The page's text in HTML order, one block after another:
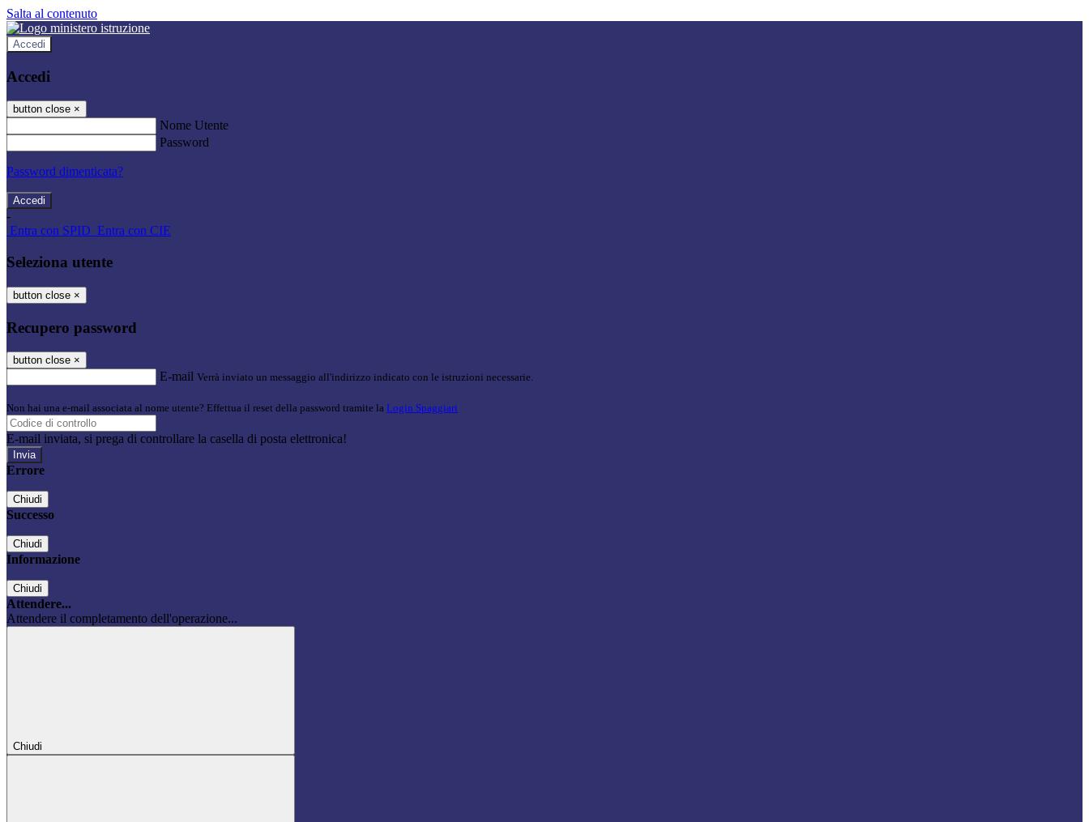
Salta al contenuto
Accedi
Accedi
button close ×
Nome Utente
Password
Password dimenticata?
-
Entra con SPID Entra con CIE
Seleziona utente
button close ×
Recupero password
button close ×
E-mail Verrà inviato un messaggio all'indirizzo indicato con le istruzioni necessarie.
Non hai una e-mail associata al nome utente? Effettua il reset della password tramite la Login Spaggiari
E-mail inviata, si prega di controllare la casella di posta elettronica!
Errore
Chiudi
Successo
Chiudi
Informazione
Chiudi
Attendere...
Attendere il completamento dell'operazione...
Chiudi